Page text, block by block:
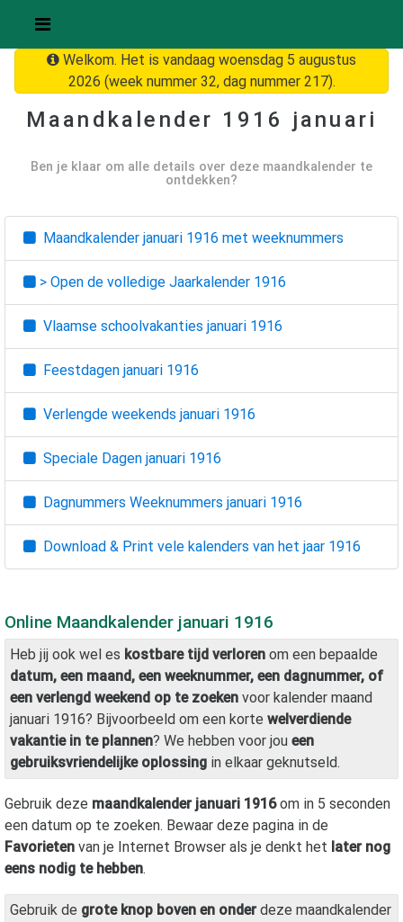
Welkom. Het is vandaag woensdag 5 augustus
2026 (week nummer 32, dag nummer 217).
Maandkalender 1916 januari
Ben je klaar om alle details over deze maandkalender te
ontdekken?
Maandkalender januari 1916 met weeknummers
> Open de volledige Jaarkalender 1916
Vlaamse schoolvakanties januari 1916
Feestdagen januari 1916
Verlengde weekends januari 1916
Speciale Dagen januari 1916
Dagnummers Weeknummers januari 1916
Download & Print vele kalenders van het jaar 1916
Online Maandkalender januari 1916
Heb jij ook wel es kostbare tijd verloren om een bepaalde
datum, een maand, een weeknummer, een dagnummer, of
een verlengd weekend op te zoeken voor kalender maand
januari 1916? Bijvoorbeeld om een korte welverdiende
vakantie in te plannen? We hebben voor jou een
gebruiksvriendelijke oplossing in elkaar geknutseld.
Gebruik deze maandkalender januari 1916om in 5 seconden
een datum op te zoeken. Bewaar deze pagina in de
Favorieten van je Internet Browser als je denkt het later nog
eens nodig te hebben.
Gebruik de grote knop boven en onderdeze maandkalender